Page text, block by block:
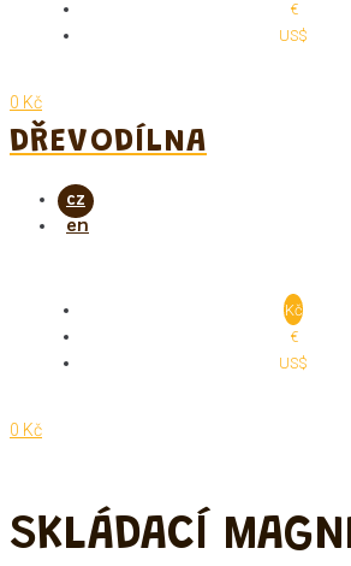
€
US$
0 Kč
DŘEVODÍLNA
Kč
€
US$
0 Kč
SKLÁDACÍ